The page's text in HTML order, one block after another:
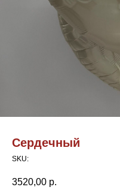
Сердечный
SKU:
3520,00 р.